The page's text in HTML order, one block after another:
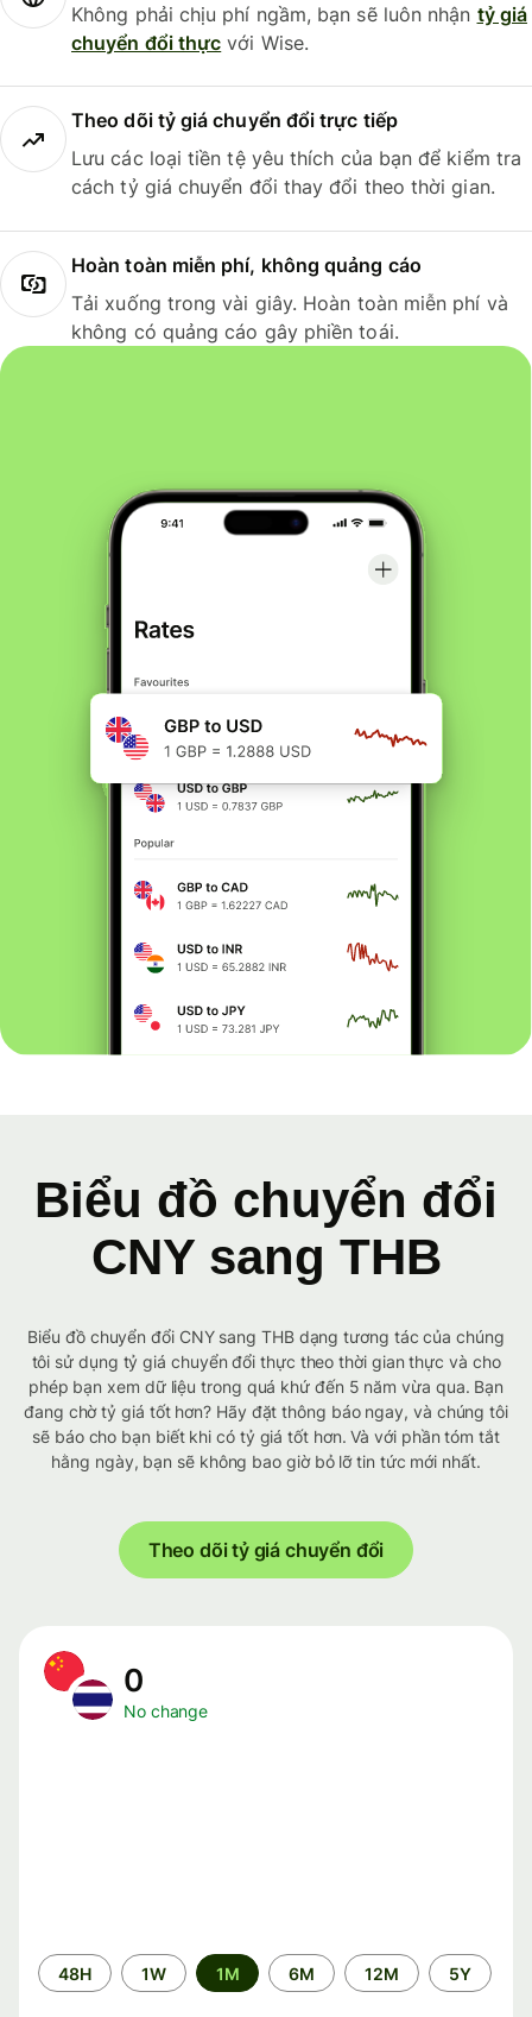
Không phải chịu phí ngầm, bạn sẽ luôn nhận tỷ giá
chuyển đổi thực với Wise.
Theo dõi tỷ giá chuyển đổi trực tiếp
Lưu các loại tiền tệ yêu thích của bạn để kiểm tra
cách tỷ giá chuyển đổi thay đổi theo thời gian.
Hoàn toàn miễn phí, không quảng cáo
Tải xuống trong vài giây. Hoàn toàn miễn phí và
không có quảng cáo gây phiền toái.
Biểu đồ chuyển đổi
CNY sang THB
Biểu đồ chuyển đổi CNY sang THB dạng tương tác của chúng
tôi sử dụng tỷ giá chuyển đổi thực theo thời gian thực và cho
phép bạn xem dữ liệu trong quá khứ đến 5 năm vừa qua. Bạn
đang chờ tỷ giá tốt hơn? Hãy đặt thông báo ngay, và chúng tôi
sẽ báo cho bạn biết khi có tỷ giá tốt hơn. Và với phần tóm tắt
hằng ngày, bạn sẽ không bao giờ bỏ lỡ tin tức mới nhất.
Theo dõi tỷ giá chuyển đổi
0
No change
Time
period
48H 1W 1M 6M 12M 5Y